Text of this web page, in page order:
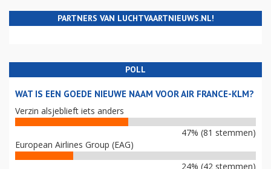
PARTNERS VAN LUCHTVAARTNIEUWS.NL!
POLL
WAT IS EEN GOEDE NIEUWE NAAM VOOR AIR FRANCE-KLM?
Verzin alsjeblieft iets anders
47% (81 stemmen)
European Airlines Group (EAG)
24% (42 stemmen)